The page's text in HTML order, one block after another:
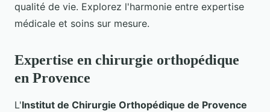
qualité de vie. Explorez l'harmonie entre expertise
médicale et soins sur mesure.
Expertise en chirurgie orthopédique
en Provence
L'Institut de Chirurgie Orthopédique de Provence